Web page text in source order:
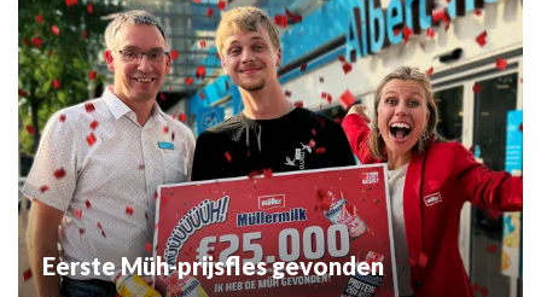
Eerste Müh-prijsfles gevonden